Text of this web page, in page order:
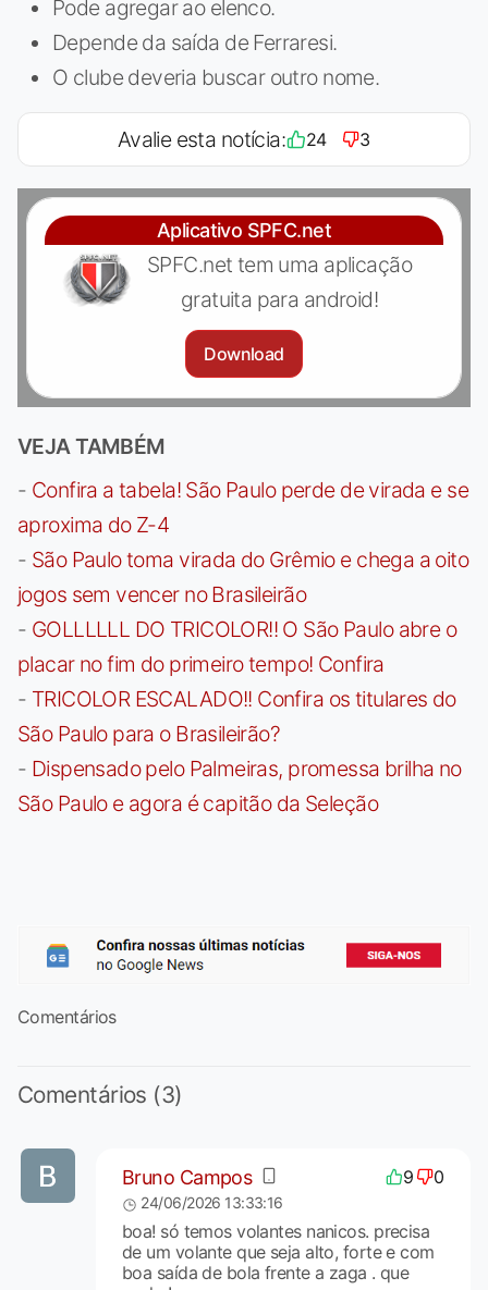
Pode agregar ao elenco.
Depende da saída de Ferraresi.
O clube deveria buscar outro nome.
Avalie esta notícia: 24 3
Aplicativo SPFC.net
SPFC.net tem uma aplicação
gratuita para android!
Download
VEJA TAMBÉM
- Confira a tabela! São Paulo perde de virada e se
aproxima do Z-4
- São Paulo toma virada do Grêmio e chega a oito
jogos sem vencer no Brasileirão
- GOLLLLLL DO TRICOLOR!! O São Paulo abre o
placar no fim do primeiro tempo! Confira
- TRICOLOR ESCALADO!! Confira os titulares do
São Paulo para o Brasileirão?
- Dispensado pelo Palmeiras, promessa brilha no
São Paulo e agora é capitão da Seleção
Comentários
Comentários (3)
Bruno Campos 9 0
24/06/2026 13:33:16
boa! só temos volantes nanicos. precisa
de um volante que seja alto, forte e com
boa saída de bola frente a zaga . que